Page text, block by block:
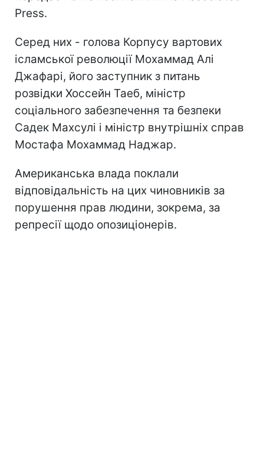
Press.
Серед них - голова Корпусу вартових
ісламської революції Мохаммад Алі
Джафарі, його заступник з питань
розвідки Хоссейн Таеб, міністр
соціального забезпечення та безпеки
Садек Махсулі і міністр внутрішніх справ
Мостафа Мохаммад Наджар.
Американська влада поклали
відповідальність на цих чиновників за
порушення прав людини, зокрема, за
репресії щодо опозиціонерів.